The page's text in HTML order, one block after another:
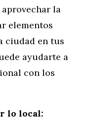
aprovechar la
elementos
ciudad en tus
ayudarte a
con los
lo local: